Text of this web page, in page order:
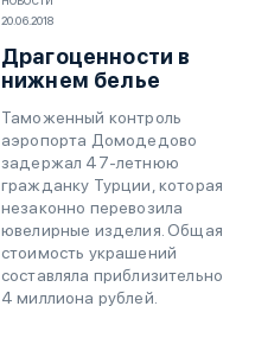
20.06.2018
Драгоценности в
нижнем белье
Таможенный контроль
аэропорта Домодедово
задержал 47-летнюю
гражданку Турции, которая
незаконно перевозила
ювелирные изделия. Общая
стоимость украшений
составляла приблизительно
4 миллиона рублей.